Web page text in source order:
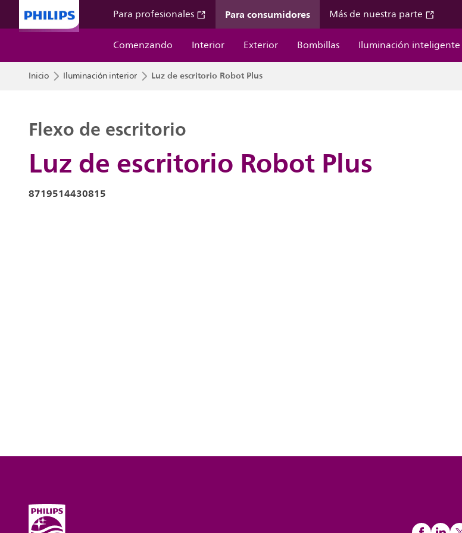
Para profesionales Para consumidores Más de nuestra parte
Comenzando
Interior Exterior Bombillas Iluminación inteligente
Inicio Iluminación interior Luz de escritorio Robot Plus
Luz de escritorio Robot Plus
Flexo de escritorio
8719514430815